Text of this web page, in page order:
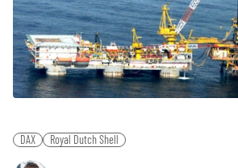
DAX Royal Dutch Shell